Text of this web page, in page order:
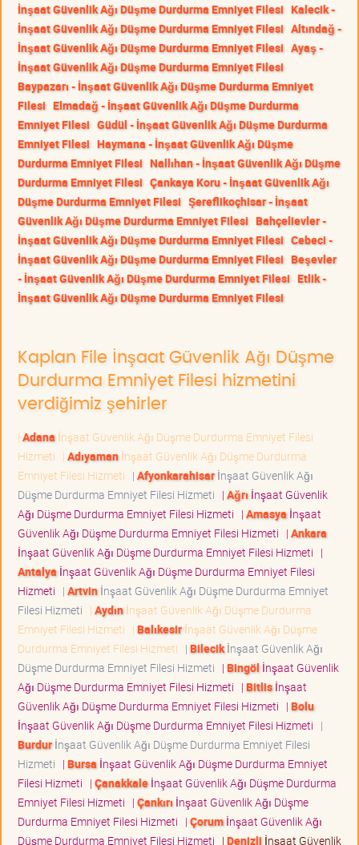
İnşaat Güvenlik Ağı Düşme Durdurma Emniyet Filesi Kalecik -
İnşaat Güvenlik Ağı Düşme Durdurma Emniyet Filesi Altındağ -
İnşaat Güvenlik Ağı Düşme Durdurma Emniyet Filesi Ayaş -
İnşaat Güvenlik Ağı Düşme Durdurma Emniyet Filesi
Baypazarı - İnşaat Güvenlik Ağı Düşme Durdurma Emniyet
Filesi Elmadağ - İnşaat Güvenlik Ağı Düşme Durdurma
Emniyet Filesi Güdül - İnşaat Güvenlik Ağı Düşme Durdurma
Emniyet Filesi Haymana - İnşaat Güvenlik Ağı Düşme
Durdurma Emniyet Filesi Nallıhan - İnşaat Güvenlik Ağı Düşme
Durdurma Emniyet Filesi Çankaya Koru - İnşaat Güvenlik Ağı
Düşme Durdurma Emniyet Filesi Şereflikoçhisar - İnşaat
Güvenlik Ağı Düşme Durdurma Emniyet Filesi Bahçelievler -
İnşaat Güvenlik Ağı Düşme Durdurma Emniyet Filesi Cebeci -
İnşaat Güvenlik Ağı Düşme Durdurma Emniyet Filesi Beşevler
- İnşaat Güvenlik Ağı Düşme Durdurma Emniyet Filesi Etlik -
İnşaat Güvenlik Ağı Düşme Durdurma Emniyet Filesi
Kaplan File İnşaat Güvenlik Ağı Düşme
Durdurma Emniyet Filesi hizmetini
verdiğimiz şehirler
| Adana İnşaat Güvenlik Ağı Düşme Durdurma Emniyet Filesi
Hizmeti | Adıyamanİnşaat Güvenlik Ağı Düşme Durdurma
Emniyet Filesi Hizmeti | Afyonkarahisarİnşaat Güvenlik Ağı
Düşme Durdurma Emniyet Filesi Hizmeti | Ağrı İnşaat Güvenlik
Ağı Düşme Durdurma Emniyet Filesi Hizmeti | Amasya İnşaat
Güvenlik Ağı Düşme Durdurma Emniyet Filesi Hizmeti | Ankara
İnşaat Güvenlik Ağı Düşme Durdurma Emniyet Filesi Hizmeti |
Antalya İnşaat Güvenlik Ağı Düşme Durdurma Emniyet Filesi
Hizmeti | Artvinİnşaat Güvenlik Ağı Düşme Durdurma Emniyet
Filesi Hizmeti | Aydınİnşaat Güvenlik Ağı Düşme Durdurma
Emniyet Filesi Hizmeti | Balıkesirİnşaat Güvenlik Ağı Düşme
Durdurma Emniyet Filesi Hizmeti | Bilecikİnşaat Güvenlik Ağı
Düşme Durdurma Emniyet Filesi Hizmeti | Bingöl İnşaat Güvenlik
Ağı Düşme Durdurma Emniyet Filesi Hizmeti | Bitlisİnşaat
Güvenlik Ağı Düşme Durdurma Emniyet Filesi Hizmeti | Bolu
İnşaat Güvenlik Ağı Düşme Durdurma Emniyet Filesi Hizmeti |
Burdurİnşaat Güvenlik Ağı Düşme Durdurma Emniyet Filesi
Hizmeti | Bursa İnşaat Güvenlik Ağı Düşme Durdurma Emniyet
Filesi Hizmeti | Çanakkaleİnşaat Güvenlik Ağı Düşme Durdurma
Emniyet Filesi Hizmeti | Çankırı İnşaat Güvenlik Ağı Düşme
Durdurma Emniyet Filesi Hizmeti | Çorumİnşaat Güvenlik Ağı
Düşme Durdurma Emniyet Filesi Hizmeti | Denizli İnşaat Güvenlik